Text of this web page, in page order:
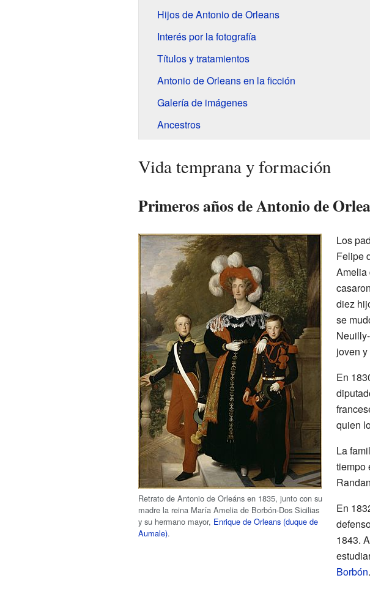
Hijos de Antonio de Orleans
Interés por la fotografía
Títulos y tratamientos
Antonio de Orleans en la ficción
Galería de imágenes
Ancestros
Vida temprana y formación
Primeros años de Antonio de
Retrato de Antonio de Orleáns en 1835, junto con su
madre la reina María Amelia de Borbón-Dos Sicilias
y su hermano mayor, Enrique de Orleans (duque de
Aumale).
Los
Felipe
Amelia
diez
se
joven
En
quien
La
tiempo
En
1843.
Borbón.